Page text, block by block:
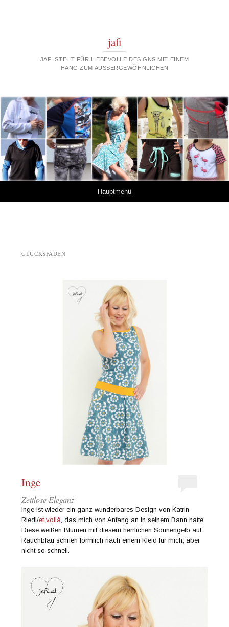
jafi
JAFI STEHT FÜR LIEBEVOLLE DESIGNS MIT EINEM
HANG ZUM AUSSERGEWÖHNLICHEN
Hauptmenü
GLÜCKSFADEN
Inge
Zeitlose Eleganz
Inge ist wieder ein ganz wunderbares Design von Katrin
Riedl/et voilà , das mich von Anfang an in seinem Bann hatte.
Diese weißen Blumen mit diesem herrlichen Sonnengelb auf
Rauchblau schrien förmlich nach einem Kleid für mich, aber
nicht so schnell.